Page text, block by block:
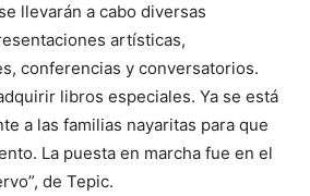
llevarán a cabo diversas
artísticas,
conferencias y conversatorios.
libros especiales. Ya se está
a las familias nayaritas para que
La puesta en marcha fue en el
de Tepic.